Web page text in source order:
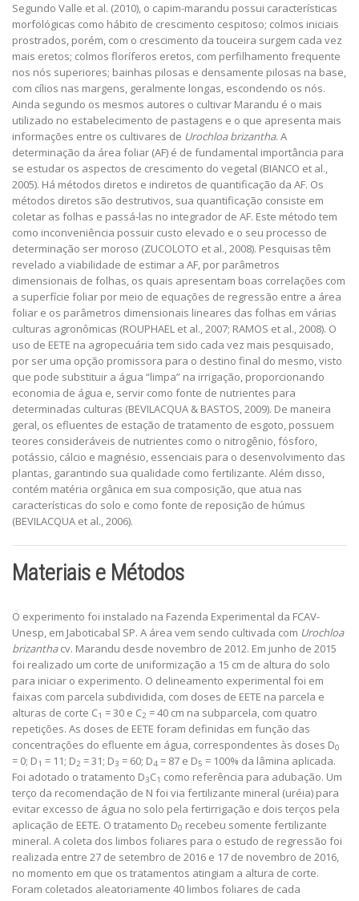
Segundo Valle et al. (2010), o capim-marandu possui características
morfológicas como hábito de crescimento cespitoso; colmos iniciais
prostrados, porém, com o crescimento da touceira surgem cada vez
mais eretos; colmos floríferos eretos, com perfilhamento frequente
nos nós superiores; bainhas pilosas e densamente pilosas na base,
com cílios nas margens, geralmente longas, escondendo os nós.
Ainda segundo os mesmos autores o cultivar Marandu é o mais
utilizado no estabelecimento de pastagens e o que apresenta mais
informações entre os cultivares de Urochloa brizantha. A
determinação da área foliar (AF) é de fundamental importância para
se estudar os aspectos de crescimento do vegetal (BIANCO et al.,
2005). Há métodos diretos e indiretos de quantificação da AF. Os
métodos diretos são destrutivos, sua quantificação consiste em
coletar as folhas e passá-las no integrador de AF. Este método tem
como inconveniência possuir custo elevado e o seu processo de
determinação ser moroso (ZUCOLOTO et al., 2008). Pesquisas têm
revelado a viabilidade de estimar a AF, por parâmetros
dimensionais de folhas, os quais apresentam boas correlações com
a superfície foliar por meio de equações de regressão entre a área
foliar e os parâmetros dimensionais lineares das folhas em várias
culturas agronômicas (ROUPHAEL et al., 2007; RAMOS et al., 2008). O
uso de EETE na agropecuária tem sido cada vez mais pesquisado,
por ser uma opção promissora para o destino final do mesmo, visto
que pode substituir a água “limpa” na irrigação, proporcionando
economia de água e, servir como fonte de nutrientes para
determinadas culturas (BEVILACQUA & BASTOS, 2009). De maneira
geral, os efluentes de estação de tratamento de esgoto, possuem
teores consideráveis de nutrientes como o nitrogênio, fósforo,
potássio, cálcio e magnésio, essenciais para o desenvolvimento das
plantas, garantindo sua qualidade como fertilizante. Além disso,
contém matéria orgânica em sua composição, que atua nas
características do solo e como fonte de reposição de húmus
(BEVILACQUA et al., 2006).
Materiais e Métodos
O experimento foi instalado na Fazenda Experimental da FCAV-
Unesp, em Jaboticabal SP. A área vem sendo cultivada com Urochloa
brizanthacv. Marandu desde novembro de 2012. Em junho de 2015
foi realizado um corte de uniformização a 15 cm de altura do solo
para iniciar o experimento. O delineamento experimental foi em
faixas com parcela subdividida, com doses de EETE na parcela e
alturas de corte C1 = 30 e C2 = 40 cm na subparcela, com quatro
repetições. As doses de EETE foram definidas em função das
concentrações do efluente em água, correspondentes às doses D0
= 0; D1 = 11; D2 = 31; D3 = 60; D4 = 87 e D5 = 100% da lâmina aplicada.
Foi adotado o tratamento D3C1 como referência para adubação. Um
terço da recomendação de N foi via fertilizante mineral (uréia) para
evitar excesso de água no solo pela fertirrigação e dois terços pela
aplicação de EETE. O tratamento D0 recebeu somente fertilizante
mineral. A coleta dos limbos foliares para o estudo de regressão foi
realizada entre 27 de setembro de 2016 e 17 de novembro de 2016,
no momento em que os tratamentos atingiam a altura de corte.
Foram coletados aleatoriamente 40 limbos foliares de cada